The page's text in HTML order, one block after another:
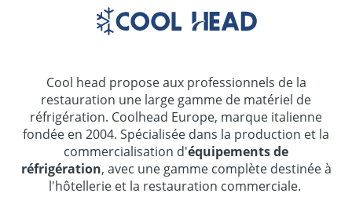
Cool head propose aux professionnels de la
restauration une large gamme de matériel de
réfrigération. Coolhead Europe, marque italienne
fondée en 2004. Spécialisée dans la production et la
commercialisation d'équipements de
réfrigération, avec une gamme complète destinée à
l'hôtellerie et la restauration commerciale.